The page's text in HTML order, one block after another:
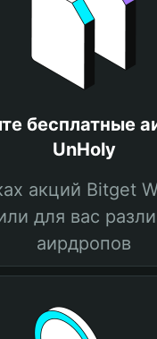
бесплатные
UnHoly
акций Bitget
для вас
аирдропов